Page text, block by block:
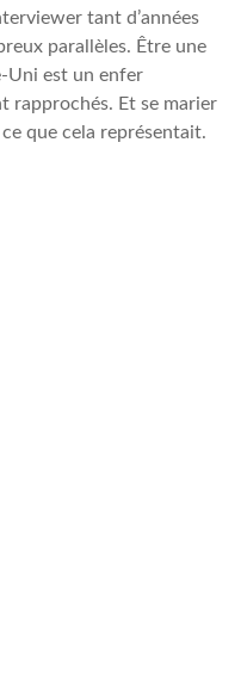
tant d’années
parallèles. Être une
Uni est un enfer
rapprochés. Et se marier
que cela représentait.